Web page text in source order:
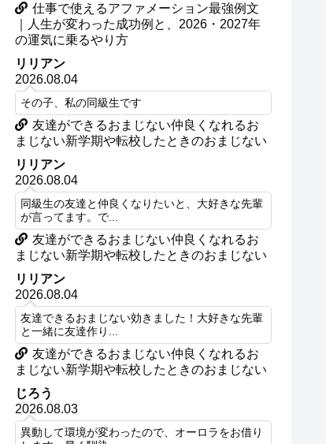
仕事で使えるアファメーション最強例文
｜人生が変わった成功例と、2026・2027年
の運気に乗るやり方
リリアン
2026.08.04
その子、私の同級生です
友達ができるおまじない仲良くなれるお
まじない新学期や転校したときのおまじない
リリアン
2026.08.04
同級生の友達と仲良くなりたいと、大好きな先輩
が言ってます。で...
友達ができるおまじない仲良くなれるお
まじない新学期や転校したときのおまじない
リリアン
2026.08.04
友達できるおまじない効きました！大好きな先輩
と一緒に友達作り...
友達ができるおまじない仲良くなれるお
まじない新学期や転校したときのおまじない
じろう
2026.08.03
異動して環境が変わったので、オーロラをお借り